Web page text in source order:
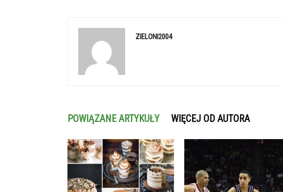
ZIELONI2004
POWIĄZANE ARTYKUŁY WIĘCEJ OD AUTORA